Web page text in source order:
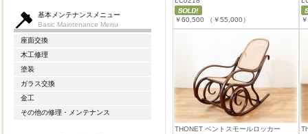
基本メンテナンスメニュー
Basic Maintenance Menu
座面交換
木工修理
塗装
ガラス交換
金工
その他の修理・メンテナンス
￥60,500 （￥55,000）
THONET ベントスモールロッカー